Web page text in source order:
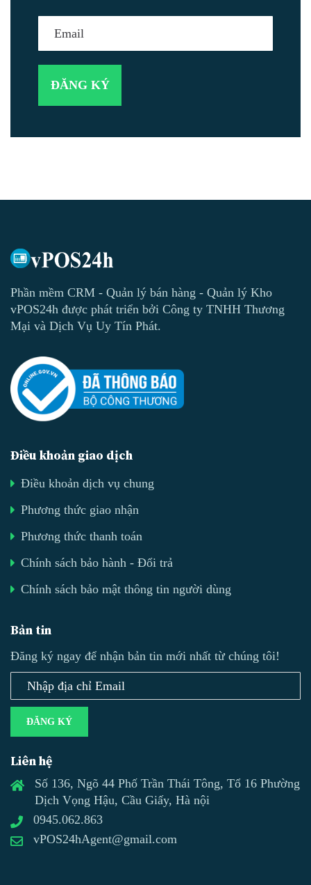
Phần mềm CRM - Quản lý bán hàng - Quản lý Kho
vPOS24h được phát triển bởi Công ty TNHH Thương
Mại và Dịch Vụ Uy Tín Phát.
Điều khoản giao dịch
Điều khoản dịch vụ chung
Phương thức giao nhận
Phương thức thanh toán
Chính sách bảo hành - Đổi trả
Chính sách bảo mật thông tin người dùng
Bản tin
Đăng ký ngay để nhận bản tin mới nhất từ chúng tôi!
ĐĂNG KÝ
Liên hệ
Số 136, Ngõ 44 Phố Trần Thái Tông, Tổ 16 Phường
Dịch Vọng Hậu, Cầu Giấy, Hà nội
0945.062.863
vPOS24hAgent@gmail.com